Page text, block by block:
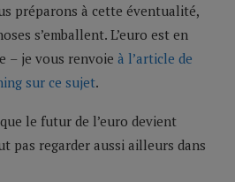
préparons à cette éventualité,
s’emballent. L’euro est en
– je vous renvoie à l’article de
sur ce sujet.
le futur de l’euro devient
pas regarder aussi ailleurs dans